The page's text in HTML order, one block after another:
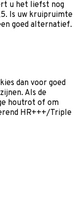
u het liefst nog
Is uw kruipruimte
goed alternatief.
dan voor goed
Als de
houtrot of om
HR+++/Triple